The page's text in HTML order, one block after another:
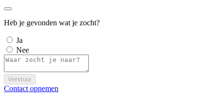
Heb je gevonden wat je zocht?
Ja
Nee
Verstuur
Contact opnemen